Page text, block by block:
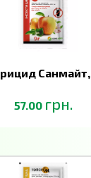
Санмайт,
57.00 грн.